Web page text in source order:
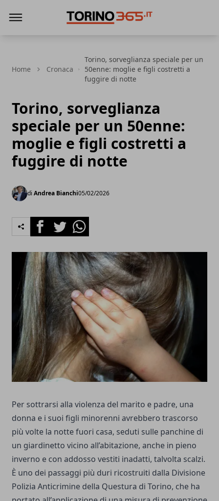
Home Cronaca
Torino, sorveglianza speciale per un
50enne: moglie e figli costretti a
fuggire di notte
Torino, sorveglianza
speciale per un 50enne:
moglie e figli costretti a
fuggire di notte
di Andrea Bianchi05/02/2026
FacebookTwitterWhatsapp
Per sottrarsi alla violenza del marito e padre, una
donna e i suoi figli minorenni avrebbero trascorso
più volte la notte fuori casa, seduti sulle panchine di
un giardinetto vicino all’abitazione, anche in pieno
inverno e con addosso vestiti inadatti, talvolta scalzi.
È uno dei passaggi più duri ricostruiti dalla Divisione
Polizia Anticrimine della Questura di Torino, che ha